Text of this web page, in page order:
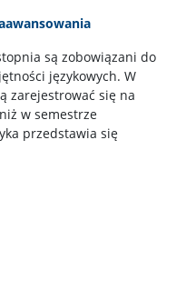
są zobowiązani do
językowych. W
zarejestrować się na
w semestrze
przedstawia się